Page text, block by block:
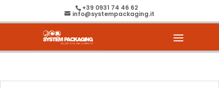
+39 0931 74 46 62
info@systempackaging.it